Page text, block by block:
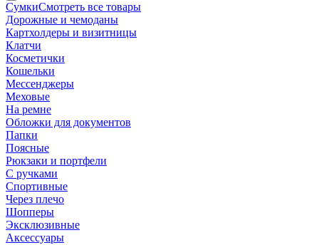
СумкиСмотреть все товары
Дорожные и чемоданы
Картхолдеры и визитницы
Клатчи
Косметички
Кошельки
Мессенджеры
Меховые
На ремне
Обложки для документов
Папки
Поясные
Рюкзаки и портфели
С ручками
Спортивные
Через плечо
Шопперы
Эксклюзивные
Аксессуары